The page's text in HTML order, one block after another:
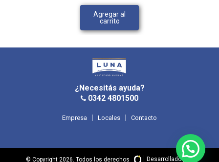
Agregar al
carrito
¿Necesitás ayuda?
0342 4801500
Empresa Locales Contacto
© Copyright 2026. Todos los derechos
Desarrollado por